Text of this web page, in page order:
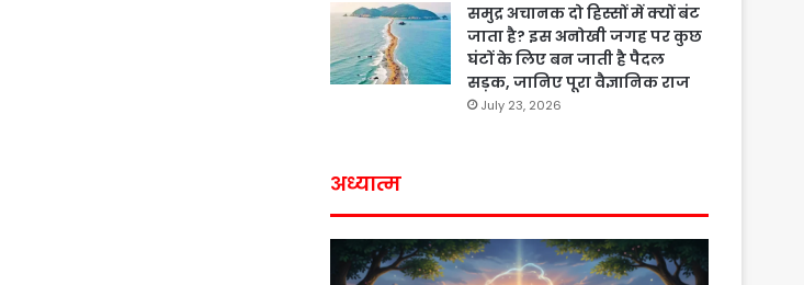
समुद्र अचानक दो हिस्सों में क्यों बंट
जाता है? इस अनोखी जगह पर कुछ
घंटों के लिए बन जाती है पैदल
सड़क, जानिए पूरा वैज्ञानिक राज
July 23, 2026
अध्यात्म